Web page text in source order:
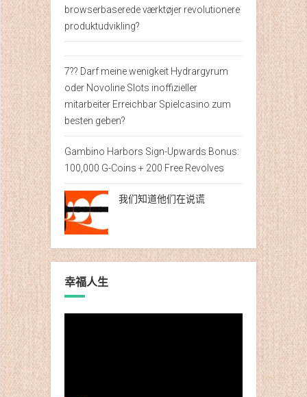
browserbaserede værktøjer revolutionere
produktudvikling?
7?? Darf meine wenigkeit Hydrargyrum
oder Novoline Slots inoffizieller
mitarbeiter Erreichbar Spielcasino zum
besten geben?
Gambino Harbors Sign-Upwards Bonus:
100,000 G-Coins + 200 Free Revolves
我们知道他们在说谎
幸福人生